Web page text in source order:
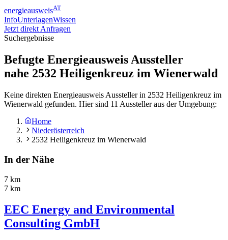
energieausweisAT
InfoUnterlagenWissen
Jetzt direkt Anfragen
Suchergebnisse
Befugte Energieausweis Aussteller
nahe 2532 Heiligenkreuz im Wienerwald
Keine direkten Energieausweis Aussteller in 2532 Heiligenkreuz im
Wienerwald gefunden. Hier sind 11 Aussteller aus der Umgebung:
Home
Niederösterreich
2532 Heiligenkreuz im Wienerwald
In der Nähe
7 km
7 km
EEC Energy and Environmental
Consulting GmbH